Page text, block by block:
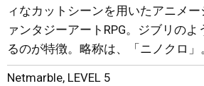
ィなカットシーンを用いたアニメ
ァンタジーアートRPG。ジブリの
るのが特徴。略称は、「ニノクロ」
Netmarble, LEVEL 5